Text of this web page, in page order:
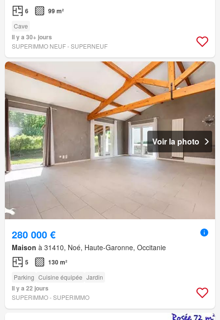
6 99 m²
Cave
Il y a 30+ jours
SUPERIMMO NEUF - SUPERNEUF
Voir la photo
280 000 €
Maison à 31410, Noé, Haute-Garonne, Occitanie
5 130 m²
Parking Cuisine équipée Jardin
Il y a 22 jours
SUPERIMMO - SUPERIMMO